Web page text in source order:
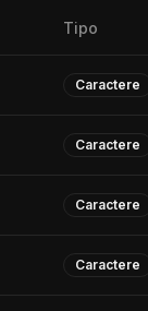
Tipo
Caractere
Caractere
Caractere
Caractere